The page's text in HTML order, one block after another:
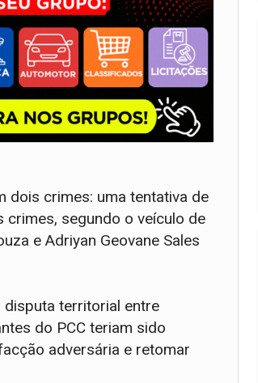
dois crimes: uma tentativa de
segundo o veículo de
e Adriyan Geovane Sales
territorial entre
do PCC teriam sido
adversária e retomar